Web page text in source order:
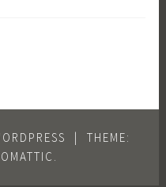
|
THEME:
.